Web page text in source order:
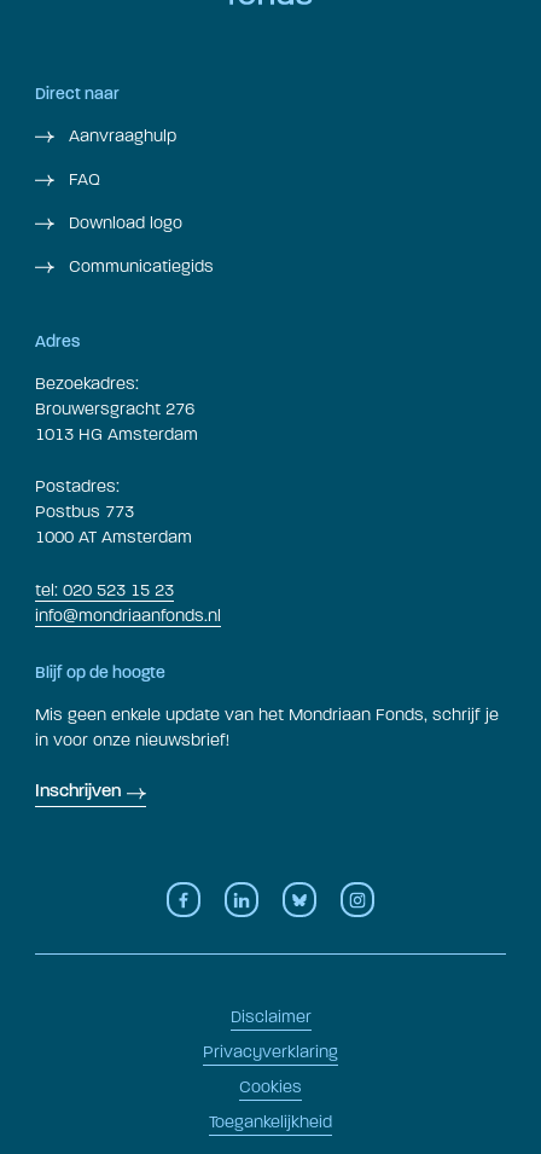
Direct naar
Aanvraaghulp
FAQ
Download logo
Communicatiegids
Adres
Bezoekadres:
Brouwersgracht 276
1013 HG Amsterdam
Postadres:
Postbus 773
1000 AT Amsterdam
tel: 020 523 15 23
info@mondriaanfonds.nl
Blijf op de hoogte
Mis geen enkele update van het Mondriaan Fonds, schrijf je
in voor onze nieuwsbrief!
Inschrijven
Disclaimer
Privacyverklaring
Cookies
Toegankelijkheid